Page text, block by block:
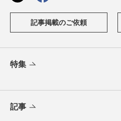
記事掲載のご依頼
特集
記事